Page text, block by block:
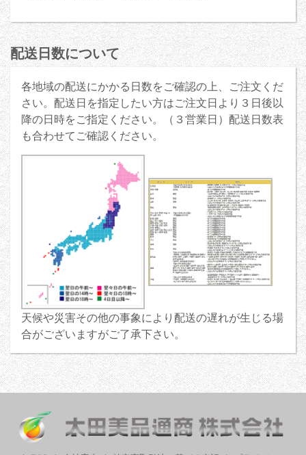
配送日数について
各地域の配送にかかる日数をご確認の上、ご注文くだ
さい。配送日を指定したい方はご注文日より３日後以
降の日時をご指定ください。（３営業日）配送日数表
も合わせてご確認ください。
天候や災害その他の事象により配送の遅れが生じる場
合がございますがご了承下さい。